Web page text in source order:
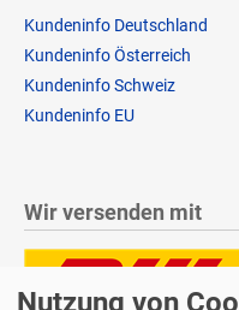
Kundeninfo Deutschland
Kundeninfo Österreich
Kundeninfo Schweiz
Kundeninfo EU
Wir versenden mit
Nutzung von